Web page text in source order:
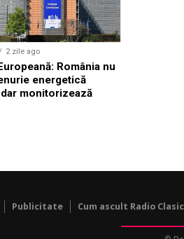
2 zile ago
România nu
energetică
monitorizează
Publicitate Cum ascult Radio